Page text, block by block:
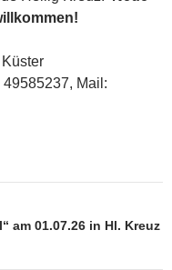
Mail:
am 01.07.26 in Hl. Kreuz